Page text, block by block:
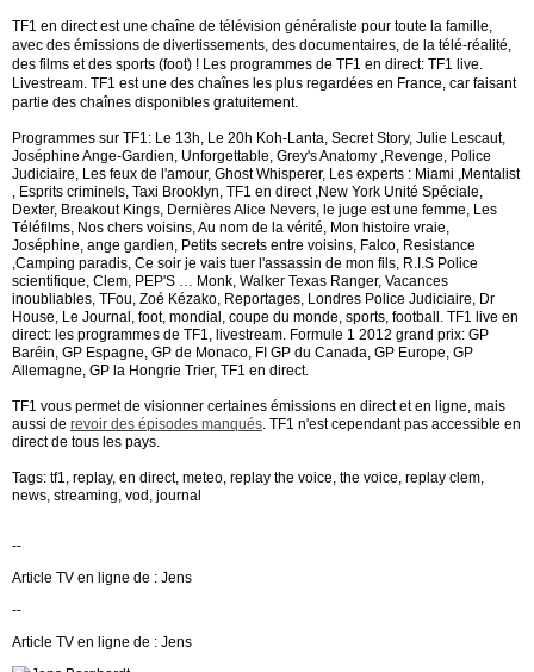
TF1 en direct est une chaîne de télévision généraliste pour toute la famille,
avec des émissions de divertissements, des documentaires, de la télé-réalité,
des films et des sports (foot) ! Les programmes de TF1 en direct: TF1 live.
Livestream. TF1 est une des chaînes les plus regardées en France, car faisant
partie des chaînes disponibles gratuitement.
Programmes sur TF1: Le 13h, Le 20h Koh-Lanta, Secret Story, Julie Lescaut,
Joséphine Ange-Gardien, Unforgettable, Grey's Anatomy ,Revenge, Police
Judiciaire, Les feux de l'amour, Ghost Whisperer, Les experts : Miami ,Mentalist
, Esprits criminels, Taxi Brooklyn, TF1 en direct ,New York Unité Spéciale,
Dexter, Breakout Kings, Dernières Alice Nevers, le juge est une femme, Les
Téléfilms, Nos chers voisins, Au nom de la vérité, Mon histoire vraie,
Joséphine, ange gardien, Petits secrets entre voisins, Falco, Resistance
,Camping paradis, Ce soir je vais tuer l'assassin de mon fils, R.I.S Police
scientifique, Clem, PEP'S … Monk, Walker Texas Ranger, Vacances
inoubliables, TFou, Zoé Kézako, Reportages, Londres Police Judiciaire, Dr
House, Le Journal, foot, mondial, coupe du monde, sports, football. TF1 live en
direct: les programmes de TF1, livestream. Formule 1 2012 grand prix: GP
Baréin, GP Espagne, GP de Monaco, FI GP du Canada, GP Europe, GP
Allemagne, GP la Hongrie Trier, TF1 en direct.
TF1 vous permet de visionner certaines émissions en direct et en ligne, mais
aussi de revoir des épisodes manqués. TF1 n'est cependant pas accessible en
direct de tous les pays.
Tags: tf1, replay, en direct, meteo, replay the voice, the voice, replay clem,
news, streaming, vod, journal
--
Article TV en ligne de : Jens
--
Article TV en ligne de : Jens